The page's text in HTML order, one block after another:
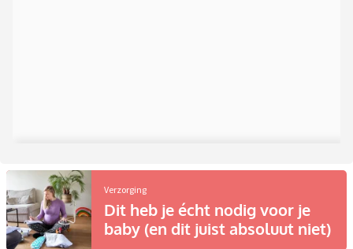
Verzorging
Dit heb je écht nodig voor je
baby (en dit juist absoluut niet)